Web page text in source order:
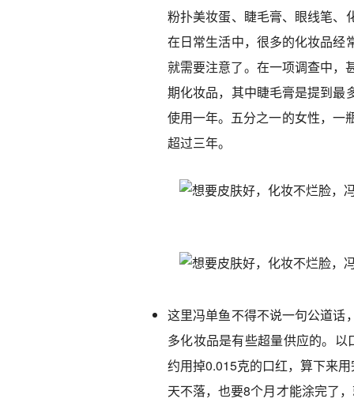
粉扑美妆蛋、睫毛膏、眼线笔、
在日常生活中，很多的化妆品经
就需要注意了。在一项调查中，
期化妆品，其中睫毛膏是提到最
使用一年。五分之一的女性，一
超过三年。
这里冯单鱼不得不说一句公道话
多化妆品是有些超量供应的。
约用掉0.015克的口红，算下来
天不落，也要8个月才能涂完了